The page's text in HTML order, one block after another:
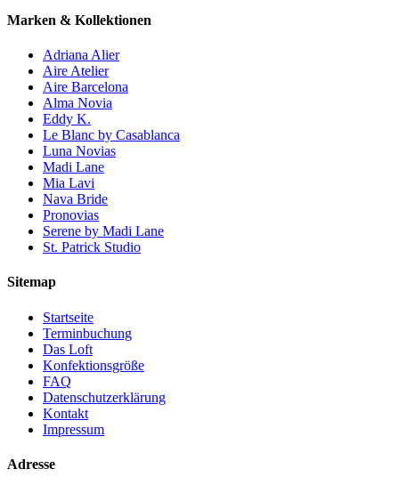
Marken & Kollektionen
Adriana Alier
Aire Atelier
Aire Barcelona
Alma Novia
Eddy K.
Le Blanc by Casablanca
Luna Novias
Madi Lane
Mia Lavi
Nava Bride
Pronovias
Serene by Madi Lane
St. Patrick Studio
Sitemap
Startseite
Terminbuchung
Das Loft
Konfektionsgröße
FAQ
Datenschutzerklärung
Kontakt
Impressum
Adresse